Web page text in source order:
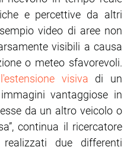
e percettive da altri
video di aree non
visibili a causa
o meteo sfavorevoli.
l'estensione visiva di un
vantaggiose in
da un altro veicolo o
continua il ricercatore
due differenti